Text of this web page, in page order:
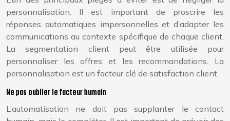
personnalisation. Il est important de proscrire les
réponses automatiques impersonnelles et d’adapter les
communications au contexte spécifique de chaque client.
La segmentation client peut être utilisée pour
personnaliser les offres et les recommandations. La
personnalisation est un facteur clé de satisfaction client.
Ne pas oublier le facteur humain
L’automatisation ne doit pas supplanter le contact